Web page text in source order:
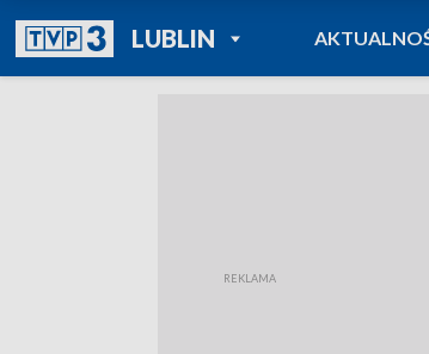
LUBLINPOWRÓT DO
TVP REGIONY